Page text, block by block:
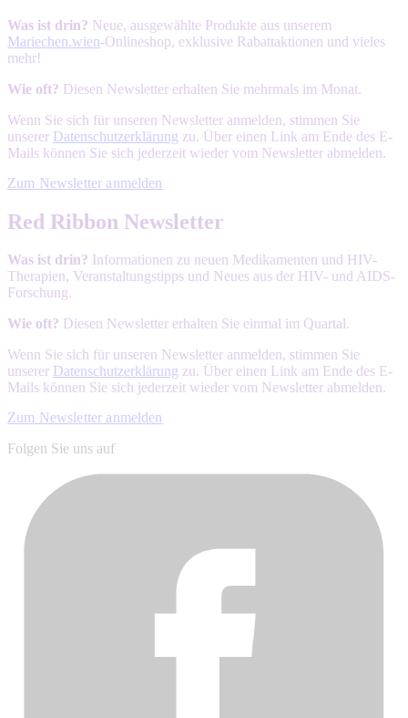
Was ist drin? Neue, ausgewählte Produkte aus unserem
Mariechen.wien-Onlineshop, exklusive Rabattaktionen und vieles
mehr!
Wie oft? Diesen Newsletter erhalten Sie mehrmals im Monat.
Wenn Sie sich für unseren Newsletter anmelden, stimmen Sie
unserer Datenschutzerklärung zu. Über einen Link am Ende des E-
Mails können Sie sich jederzeit wieder vom Newsletter abmelden.
Zum Newsletter anmelden
Red Ribbon Newsletter
Was ist drin? Informationen zu neuen Medikamenten und HIV-
Therapien, Veranstaltungstipps und Neues aus der HIV- und AIDS-
Forschung.
Wie oft? Diesen Newsletter erhalten Sie einmal im Quartal.
Wenn Sie sich für unseren Newsletter anmelden, stimmen Sie
unserer Datenschutzerklärung zu. Über einen Link am Ende des E-
Mails können Sie sich jederzeit wieder vom Newsletter abmelden.
Zum Newsletter anmelden
Folgen Sie uns auf